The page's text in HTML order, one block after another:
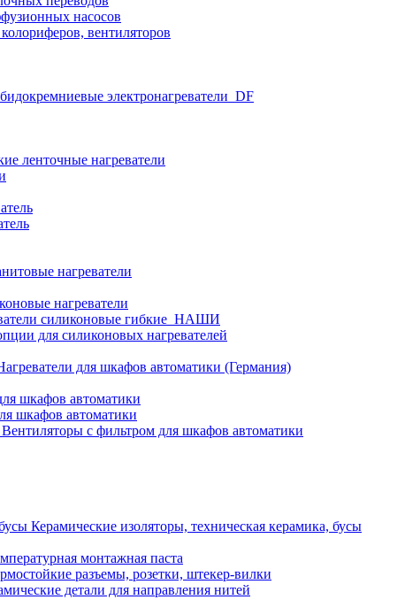
насосов
вентиляторов
электронагреватели_DF
ленточные нагреватели
нагреватели
нагреватели
силиконовые гибкие_НАШИ
для силиконовых нагревателей
для шкафов автоматики (Германия)
шкафов автоматики
шкафов автоматики
Вентиляторы с фильтром для шкафов автоматики
Керамические изоляторы, техническая керамика, бусы
монтажная паста
разъемы, розетки, штекер-вилки
детали для направления нитей